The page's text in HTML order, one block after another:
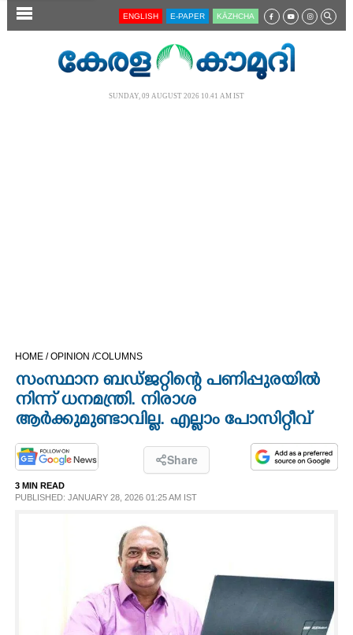
SECTIONS
OPINION
PHOTOS
LIFESTYLE
ENGLISH E-PAPER KĀZHCHA
SUNDAY, 09 AUGUST 2026 10.41 AM IST
HOME /OPINION /COLUMNS
സംസ്ഥാന ബഡ്ജറ്റിന്റെ പണിപ്പുരയിൽ
നിന്ന് ധനമന്ത്രി. നിരാശ
ആർക്കുമുണ്ടാവില്ല. എല്ലാം പോസിറ്റീവ്
Share
3 MIN READ
PUBLISHED: JANUARY 28, 2026 01:25 AM IST